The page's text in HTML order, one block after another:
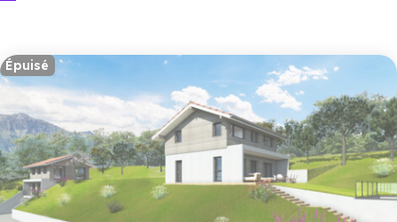
Actualités
Ressources
Financer
avantages du neuf :
PTZ, TVA réduite
dans certains cas,
frais de notaire réduits, bonnes performances
énergétiques, garanties constructeur, etc.
Épuisé